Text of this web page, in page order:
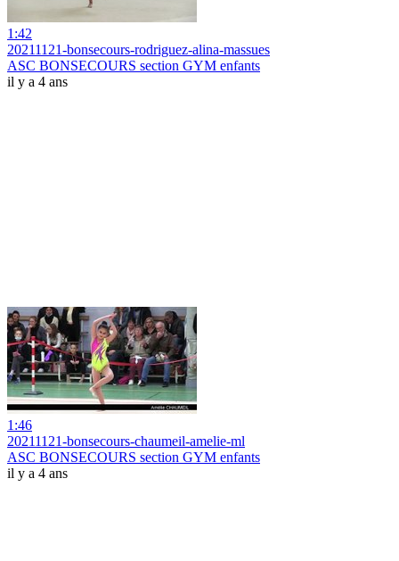
1:42
20211121-bonsecours-rodriguez-alina-massues
ASC BONSECOURS section GYM enfants
il y a 4 ans
1:46
20211121-bonsecours-chaumeil-amelie-ml
ASC BONSECOURS section GYM enfants
il y a 4 ans